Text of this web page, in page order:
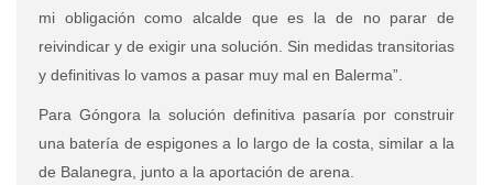
mi obligación como alcalde que es la de no parar de
reivindicar y de exigir una solución. Sin medidas transitorias
y definitivas lo vamos a pasar muy mal en Balerma”.
Para Góngora la solución definitiva pasaría por construir
una batería de espigones a lo largo de la costa, similar a la
de Balanegra, junto a la aportación de arena.